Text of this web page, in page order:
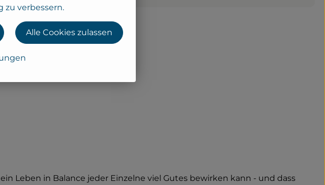
Leben in Balance jeder Einzelne viel Gutes bewirken kann - und dass
zu verbessern.
Alle Cookies zulassen